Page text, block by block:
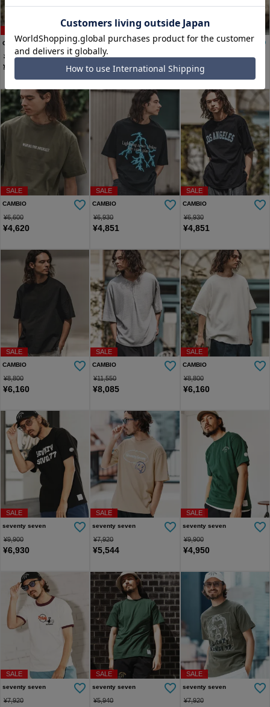
CAMBIO
¥ 9,900
¥
CAMBIO
¥7,700
¥3,850
SALE
CAMBIO
¥7,700
¥5,390
SALE
CAMBIO
¥6,600
¥4,620
SALE
CAMBIO
¥6,930
¥4,851
SALE
CAMBIO
¥6,930
¥4,851
SALE
CAMBIO
¥8,800
¥6,160
SALE
CAMBIO
¥11,550
¥8,085
SALE
CAMBIO
¥8,800
¥6,160
SALE
seventy seven
¥9,900
¥6,930
SALE
seventy seven
¥7,920
¥5,544
SALE
seventy seven
¥9,900
¥4,950
SALE
seventy seven
¥7,920
SALE
seventy seven
¥5,940
SALE
seventy seven
¥7,920